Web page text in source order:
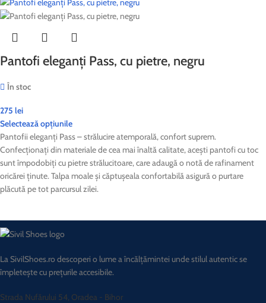
Pantofi eleganți Pass, cu pietre, negru
În stoc
275 lei
Selectează opțiunile
Pantofii eleganți Pass – strălucire atemporală, confort suprem.
Confecționați din materiale de cea mai înaltă calitate, acești pantofi cu toc
sunt împodobiți cu pietre strălucitoare, care adaugă o notă de rafinament
oricărei ținute. Talpa moale și căptușeala confortabilă asigură o purtare
plăcută pe tot parcursul zilei.
La SivilShoes.ro descoperi o lume a încălțămintei unde stilul autentic se
împletește cu prețurile accesibile.
Strada Nufărului 54, Oradea - Bihor